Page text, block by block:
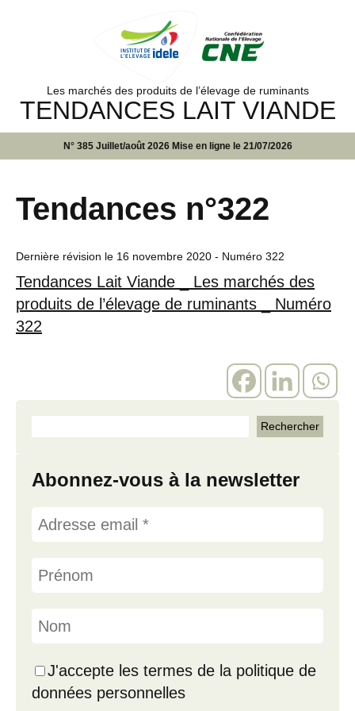
Les marchés des produits de l’élevage de ruminants
TENDANCES LAIT VIANDE
N° 385 Juillet/août 2026 Mise en ligne le 21/07/2026
Tendances n°322
Dernière révision le 16 novembre 2020 - Numéro 322
Tendances Lait Viande _ Les marchés des
produits de l’élevage de ruminants _ Numéro
322
Abonnez-vous à la newsletter
J'accepte les termes de la politique de
données personnelles